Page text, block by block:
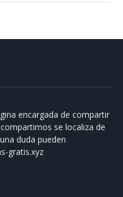
encargada de compartir
se localiza de
duda pueden
gratis.xyz